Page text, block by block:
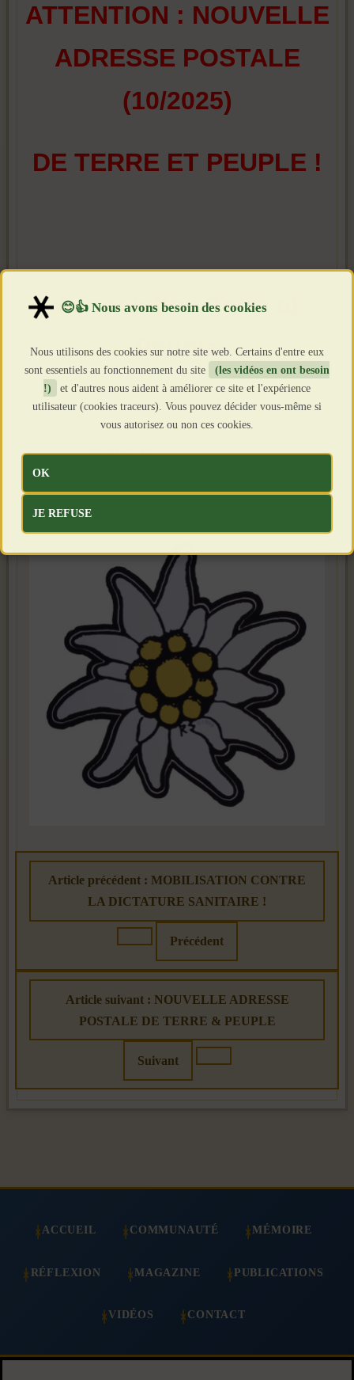
ATTENTION : NOUVELLE
ADRESSE POSTALE
(10/2025)
DE TERRE ET PEUPLE !
Association Terre et
Peuple
21 avenue Jean Jaures
01000 Bourg en bresse
Article précédent : MOBILISATION CONTRE
LA DICTATURE SANITAIRE !
Précédent
Article suivant : NOUVELLE ADRESSE
POSTALE DE TERRE & PEUPLE
Suivant
ACCUEIL COMMUNAUTÉ MÉMOIRE
RÉFLEXION MAGAZINE PUBLICATIONS
VIDÉOS CONTACT
Nous utilisons des cookies sur notre site web. Certains d'entre eux
sont essentiels au fonctionnement du site
(les vidéos en ont besoin
!)
et d'autres nous aident à améliorer ce site et l'expérience
utilisateur (cookies traceurs). Vous pouvez décider vous-même si
vous autorisez ou non ces cookies.
OK
JE REFUSE